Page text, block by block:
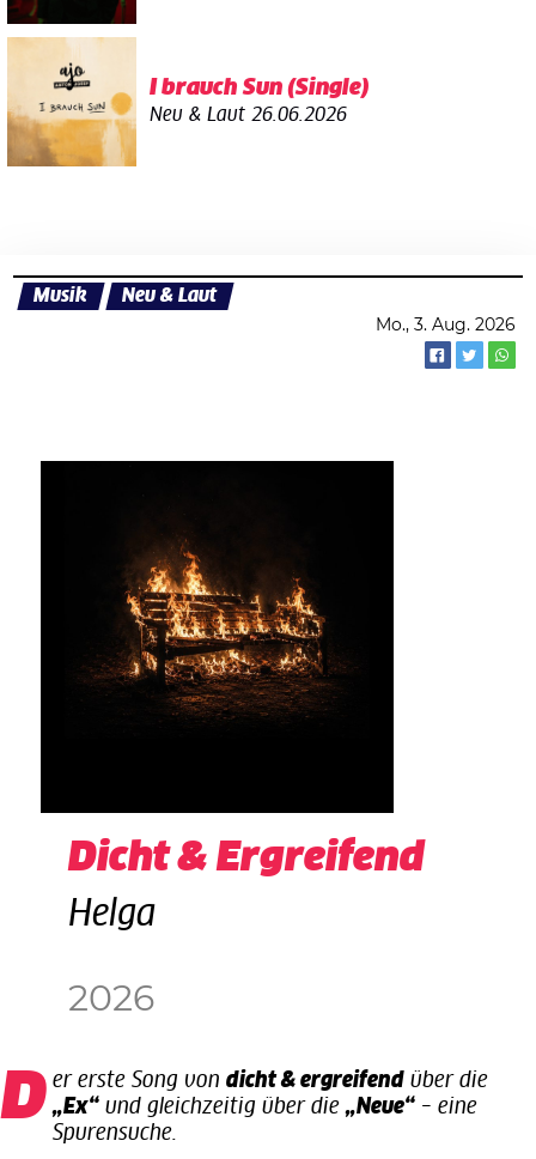
I brauch Sun (Single)
Neu & Laut 26.06.2026
Musik Neu & Laut
Mo., 3. Aug. 2026
Dicht & Ergreifend
Helga
2026
Der erste Song von dicht & ergreifend über die
„Ex“ und gleichzeitig über die„Neue“ – eine
Spurensuche.